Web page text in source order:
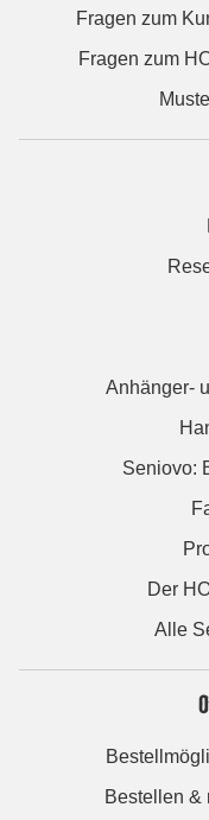
Fragen zum
Fragen zum
Anhänger-
Seniovo:
Der
Alle
Bestellen &